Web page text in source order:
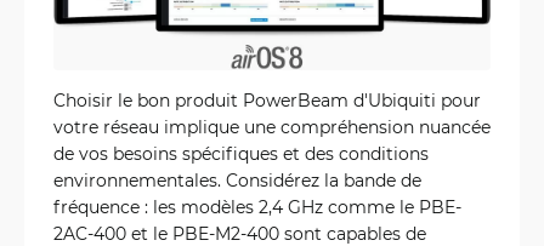
Choisir le bon produit PowerBeam d'Ubiquiti pour
votre réseau implique une compréhension nuancée
de vos besoins spécifiques et des conditions
environnementales. Considérez la bande de
fréquence : les modèles 2,4 GHz comme le PBE-
2AC-400 et le PBE-M2-400 sont capables de